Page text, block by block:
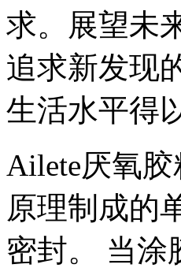
求。展望未
追求新发现
生活水平得
Ailete厌氧
原理制成的
密封。 当涂